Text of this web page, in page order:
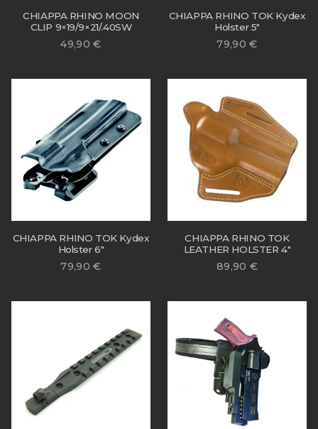
49,90€
CHIAPPA RHINO MOON
CLIP 9×19/9×21/.40SW
79,90€
CHIAPPA RHINO TOK Kydex
Holster 5″
79,90€
CHIAPPA RHINO TOK Kydex
Holster 6″
89,90 €
CHIAPPA RHINO TOK
LEATHER HOLSTER 4″